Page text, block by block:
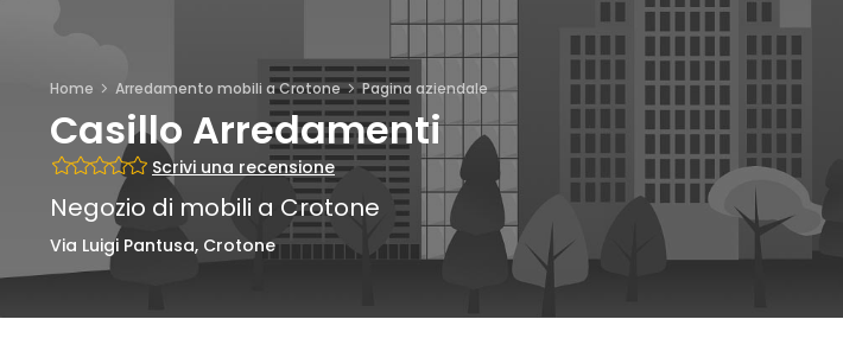
Home Arredamento mobili a Crotone Pagina aziendale
Casillo Arredamenti
Scrivi una recensione
Negozio di mobili a Crotone
Via Luigi Pantusa, Crotone